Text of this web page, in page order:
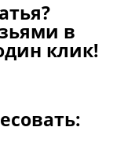
в
клик!